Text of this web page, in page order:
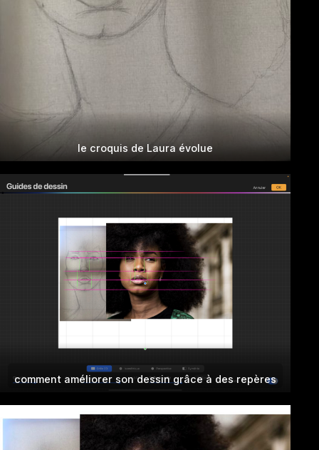
le croquis de Laura évolue
comment améliorer son dessin grâce à des repères